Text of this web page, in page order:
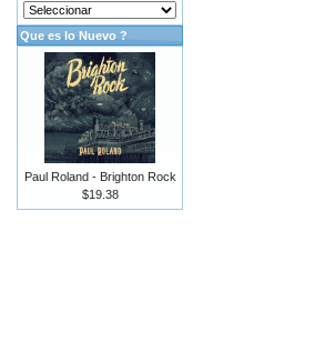
Que es lo Nuevo ?
Paul Roland - Brighton Rock
$19.38